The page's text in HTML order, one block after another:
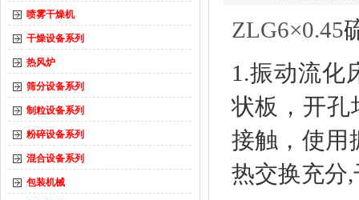
喷雾干燥机
干燥设备系列
热风炉
筛分设备系列
制粒设备系列
粉碎设备系列
混合设备系列
包装机械
ZLG6×0.45
1.振动流化
状板，开孔
接触，使用
热交换充分